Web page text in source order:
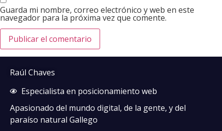
Guarda mi nombre, correo electrónico y web en este
navegador para la próxima vez que comente.
Raúl Chaves
Especialista en posicionamiento web
Apasionado del mundo digital, de la gente, y del
paraíso natural Gallego